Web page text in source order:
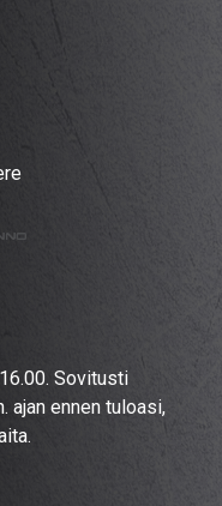
Sovitusti
ajan ennen tuloasi,